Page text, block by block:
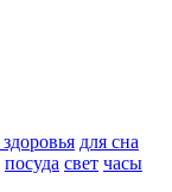
здоровья для сна
посуда свет часы